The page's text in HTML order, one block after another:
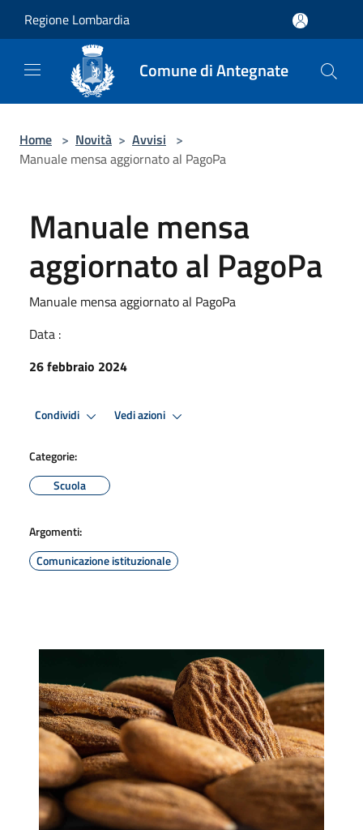
Regione Lombardia
Comune di Antegnate
Home > Novità > Avvisi >
Manuale mensa aggiornato al PagoPa
Manuale mensa
aggiornato al PagoPa
Manuale mensa aggiornato al PagoPa
Data :
26 febbraio 2024
Condividi Vedi azioni
Categorie:
Scuola
Argomenti:
Comunicazione istituzionale